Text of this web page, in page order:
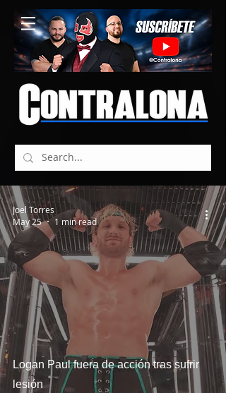
Logan Paul fuera de acción tras sufrir
lesión
Joel Torres
May 25
1 min read